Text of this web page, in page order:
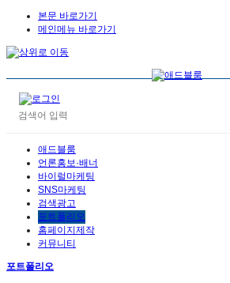
본문 바로가기
메인메뉴 바로가기
애드블룸
언론홍보·배너
바이럴마케팅
SNS마케팅
검색광고
포트폴리오
홈페이지제작
커뮤니티
포트폴리오